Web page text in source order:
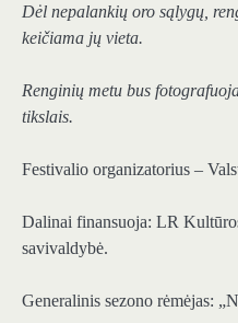
Dėl nepalankių oro sąlygų,
keičiama jų vieta.
Renginių metu bus
tikslais.
Festivalio organizatorius –
Dalinai finansuoja: LR
savivaldybė.
Generalinis sezono rėmėjas: